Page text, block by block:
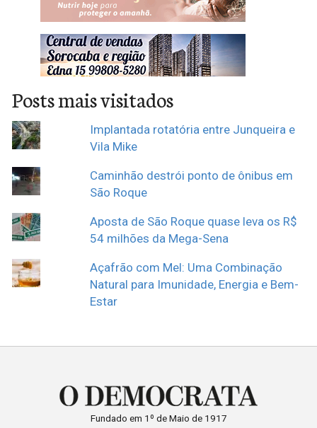
Posts mais visitados
Implantada rotatória entre Junqueira e
Vila Mike
Caminhão destrói ponto de ônibus em
São Roque
Aposta de São Roque quase leva os R$
54 milhões da Mega-Sena
Açafrão com Mel: Uma Combinação
Natural para Imunidade, Energia e Bem-
Estar
Fundado em 1º de Maio de 1917